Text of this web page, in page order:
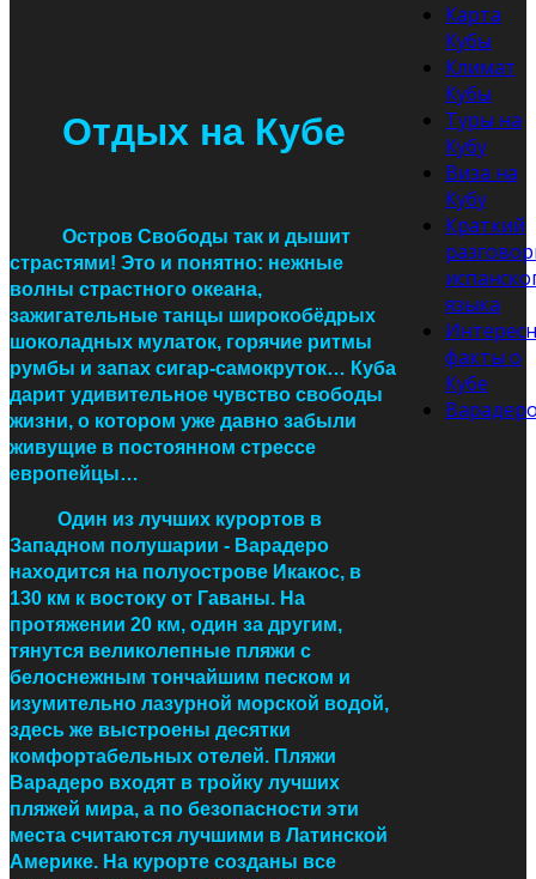
Отдых на Кубе
Остров Свободы так и дышит
страстями! Это и понятно: нежные
волны страстного океана,
зажигательные танцы широкобёдрых
шоколадных мулаток, горячие ритмы
румбы и запах сигар-самокруток… Куба
дарит удивительное чувство свободы
жизни, о котором уже давно забыли
живущие в постоянном стрессе
европейцы…
Один из лучших курортов в
Западном полушарии - Варадеро
находится на полуострове Икакос, в
130 км к востоку от Гаваны. На
протяжении 20 км, один за другим,
тянутся великолепные пляжи с
белоснежным тончайшим песком и
изумительно лазурной морской водой,
здесь же выстроены десятки
комфортабельных отелей. Пляжи
Варадеро входят в тройку лучших
пляжей мира, а по безопасности эти
места считаются лучшими в Латинской
Америке. На курорте созданы все
Карта
Кубы
Климат
Кубы
Туры на
Кубу
Виза на
Кубу
Краткий
языка
факты о
Кубе